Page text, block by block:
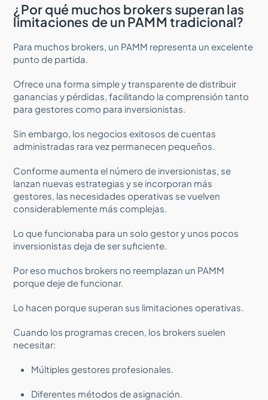
¿Por qué muchos brokers superan las
limitaciones de un PAMM tradicional?
Para muchos brokers, un PAMM representa un excelente
punto de partida.
Ofrece una forma simple y transparente de distribuir
ganancias y pérdidas, facilitando la comprensión tanto
para gestores como para inversionistas.
Sin embargo, los negocios exitosos de cuentas
administradas rara vez permanecen pequeños.
Conforme aumenta el número de inversionistas, se
lanzan nuevas estrategias y se incorporan más
gestores, las necesidades operativas se vuelven
considerablemente más complejas.
Lo que funcionaba para un solo gestor y unos pocos
inversionistas deja de ser suficiente.
Por eso muchos brokers no reemplazan un PAMM
porque deje de funcionar.
Lo hacen porque superan sus limitaciones operativas.
Cuando los programas crecen, los brokers suelen
necesitar:
Múltiples gestores profesionales.
Diferentes métodos de asignación.